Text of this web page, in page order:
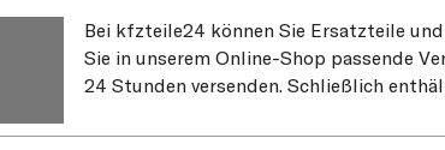
Bei kfzteile24 können Sie Ersatzteile
Sie in unserem Online-Shop passende
24 Stunden versenden. Schließlich